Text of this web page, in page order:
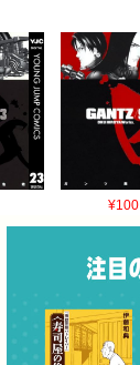
¥100